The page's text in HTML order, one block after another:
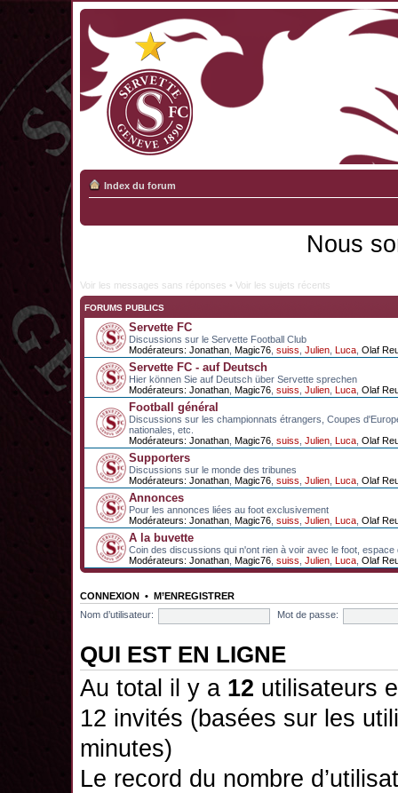
Index du forum
Nous
Voir les messages sans réponses • Voir les sujets récents
FORUMS PUBLICS
Servette FC
Discussions sur le Servette Football Club
Modérateurs: Jonathan Magic76 suiss Julien Luca Olaf
Servette FC - auf Deutsch
Hier können Sie auf Deutsch über Servette sprechen
Modérateurs: Jonathan Magic76 suiss Julien Luca Olaf
Football général
Discussions sur les championnats étrangers, Coupes
nationales, etc.
Modérateurs: Jonathan Magic76 suiss Julien Luca Olaf
Supporters
Discussions sur le monde des tribunes
Modérateurs: Jonathan Magic76 suiss Julien Luca Olaf
Annonces
Pour les annonces liées au foot exclusivement
Modérateurs: Jonathan Magic76 suiss Julien Luca Olaf
A la buvette
Coin des discussions qui n'ont rien à voir avec le foot, espace
Modérateurs: Jonathan Magic76 suiss Julien Luca Olaf
CONNEXION • M’ENREGISTRER
Nom d’utilisateur:
Mot de passe:
QUI EST EN LIGNE
Au total il y a 12 utilisateurs
12 invités (basées sur les
minutes)
Le record du nombre